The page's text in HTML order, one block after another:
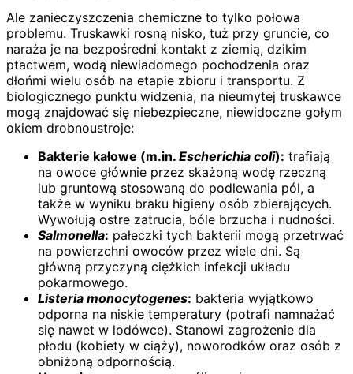
Ale zanieczyszczenia chemiczne to tylko połowa
problemu. Truskawki rosną nisko, tuż przy gruncie, co
naraża je na bezpośredni kontakt z ziemią, dzikim
ptactwem, wodą niewiadomego pochodzenia oraz
dłońmi wielu osób na etapie zbioru i transportu. Z
biologicznego punktu widzenia, na nieumytej truskawce
mogą znajdować się niebezpieczne, niewidoczne gołym
okiem drobnoustroje:
Bakterie kałowe (m.in. Escherichia coli): trafiają
na owoce głównie przez skażoną wodę rzeczną
lub gruntową stosowaną do podlewania pól, a
także w wyniku braku higieny osób zbierających.
Wywołują ostre zatrucia, bóle brzucha i nudności.
Salmonella: pałeczki tych bakterii mogą przetrwać
na powierzchni owoców przez wiele dni. Są
główną przyczyną ciężkich infekcji układu
pokarmowego.
Listeria monocytogenes: bakteria wyjątkowo
odporna na niskie temperatury (potrafi namnażać
się nawet w lodówce). Stanowi zagrożenie dla
płodu (kobiety w ciąży), noworodków oraz osób z
obniżoną odpornością.